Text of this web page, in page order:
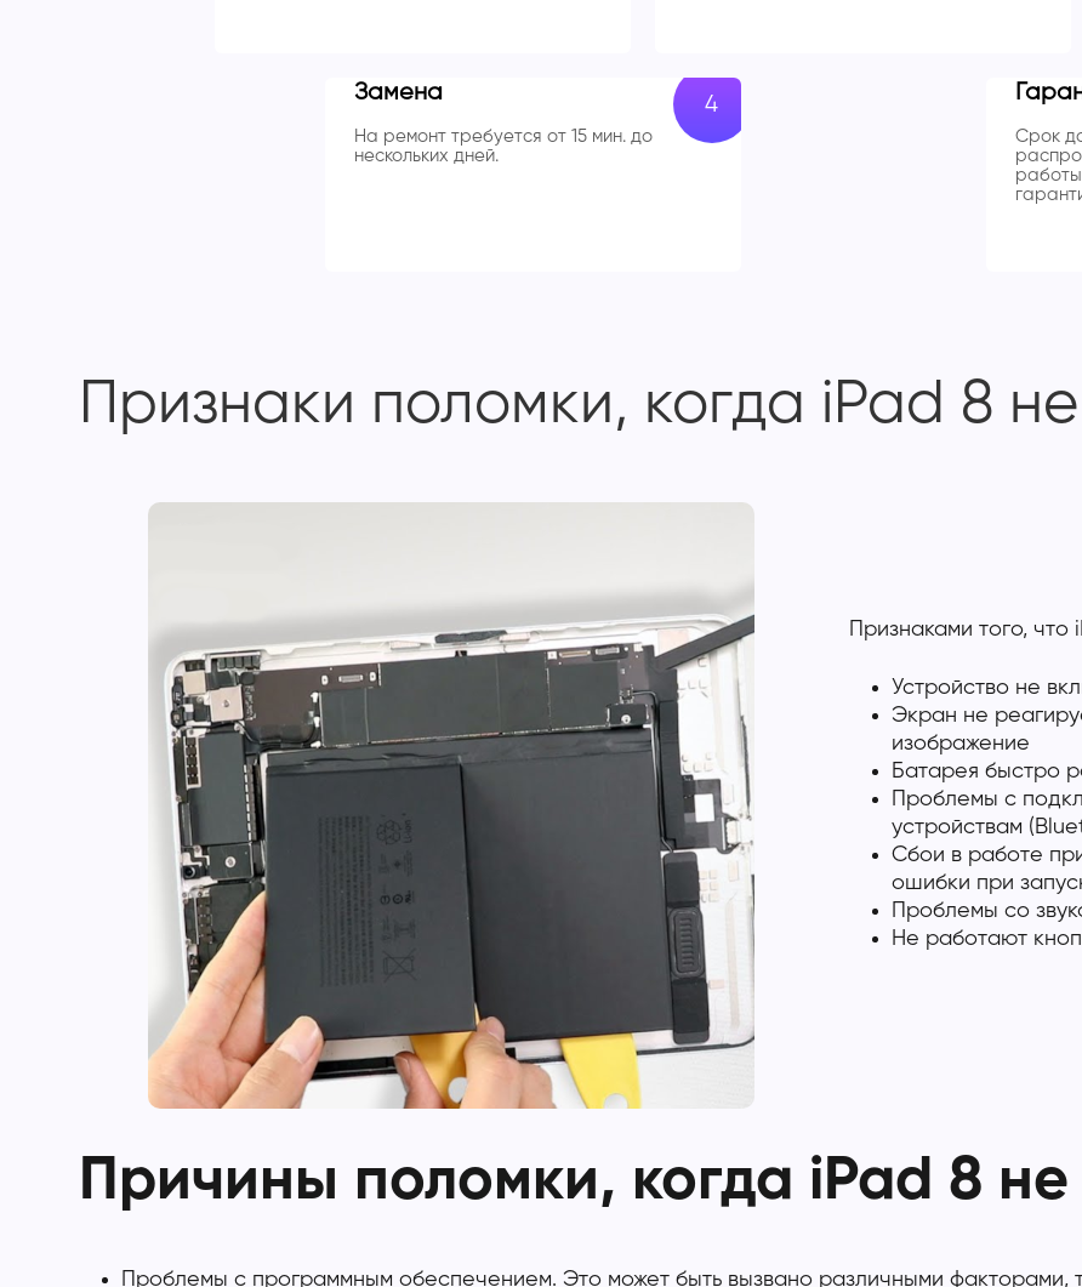
Замена
На ремонт требуется от 15 мин. до
нескольких дней.
Срок
Признаки поломки, когда iPad 8
Признаками того, что
Устройство не
Экран не
изображение
Батарея быстро
Проблемы с
устройствам
Сбои в работе
ошибки при
Проблемы со
Не работают
Причины поломки, когда iPad 8 не
Проблемы с программным обеспечением. Это может быть вызвано различными факторами,